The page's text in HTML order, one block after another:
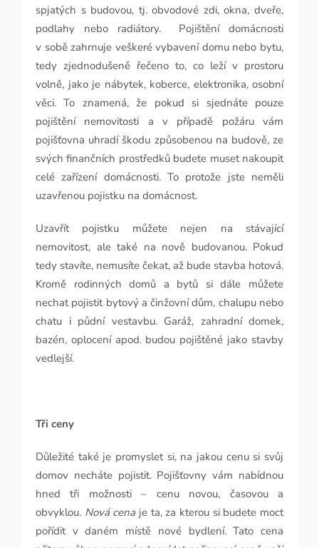
spjatých s budovou, tj. obvodové zdi, okna, dveře,
podlahy nebo radiátory.
Pojištění domácnosti
v sobě zahrnuje veškeré vybavení domu nebo bytu,
tedy zjednodušeně řečeno to, co leží v prostoru
volně, jako je nábytek, koberce, elektronika, osobní
věci. To znamená, že pokud si sjednáte pouze
pojištění nemovitosti a v případě požáru vám
pojišťovna uhradí škodu způsobenou na budově, ze
svých finančních prostředků budete muset nakoupit
celé zařízení domácnosti. To protože jste neměli
uzavřenou pojistku na domácnost.
Uzavřít pojistku můžete nejen na stávající
nemovitost, ale také na nově budovanou. Pokud
tedy stavíte, nemusíte čekat, až bude stavba hotová.
Kromě rodinných domů a bytů si dále můžete
nechat pojistit bytový a činžovní dům, chalupu nebo
chatu i půdní vestavbu. Garáž, zahradní domek,
bazén, oplocení apod. budou pojištěné jako stavby
vedlejší.
Tři ceny
Důležité také je promyslet si, na jakou cenu si svůj
domov necháte pojistit. Pojišťovny vám nabídnou
hned tři možnosti – cenu novou, časovou a
obvyklou. Nová cena je ta, za kterou si budete moct
pořídit v daném místě nové bydlení. Tato cena